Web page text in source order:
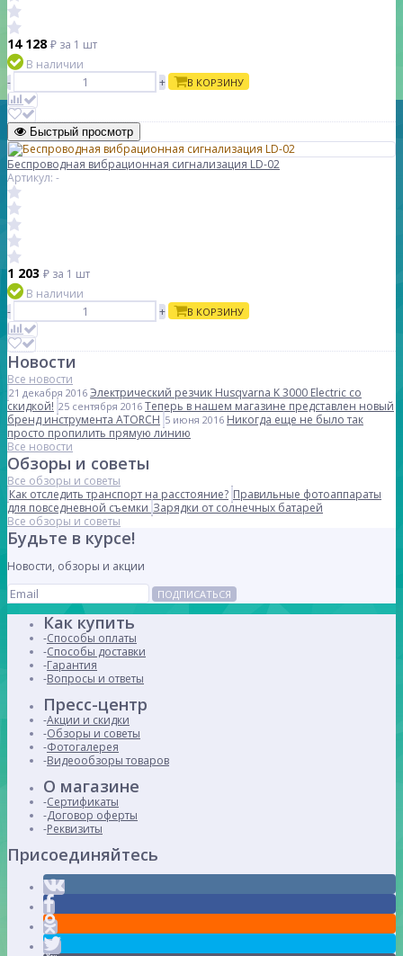
14 128 ₽ за 1 шт
В наличии
-
+ В КОРЗИНУ
Быстрый просмотр
Беспроводная вибрационная сигнализация LD-02
Артикул: -
1 203 ₽ за 1 шт
В наличии
-
+ В КОРЗИНУ
Новости
Все новости
21 декабря 2016 Электрический резчик Husqvarna K 3000 Electric со
скидкой! 25 сентября 2016 Теперь в нашем магазине представлен новый
бренд инструмента ATORCH 5 июня 2016 Никогда еще не было так
просто пропилить прямую линию
Все новости
Обзоры и советы
Все обзоры и советы
Как отследить транспорт на расстояние? Правильные фотоаппараты
для повседневной съемки Зарядки от солнечных батарей
Все обзоры и советы
Будьте в курсе!
Новости, обзоры и акции
ПОДПИСАТЬСЯ
Как купить
Способы оплаты
Способы доставки
Гарантия
Вопросы и ответы
Пресс-центр
Акции и скидки
Обзоры и советы
Фотогалерея
Видеообзоры товаров
О магазине
Сертификаты
Договор оферты
Реквизиты
Присоединяйтесь